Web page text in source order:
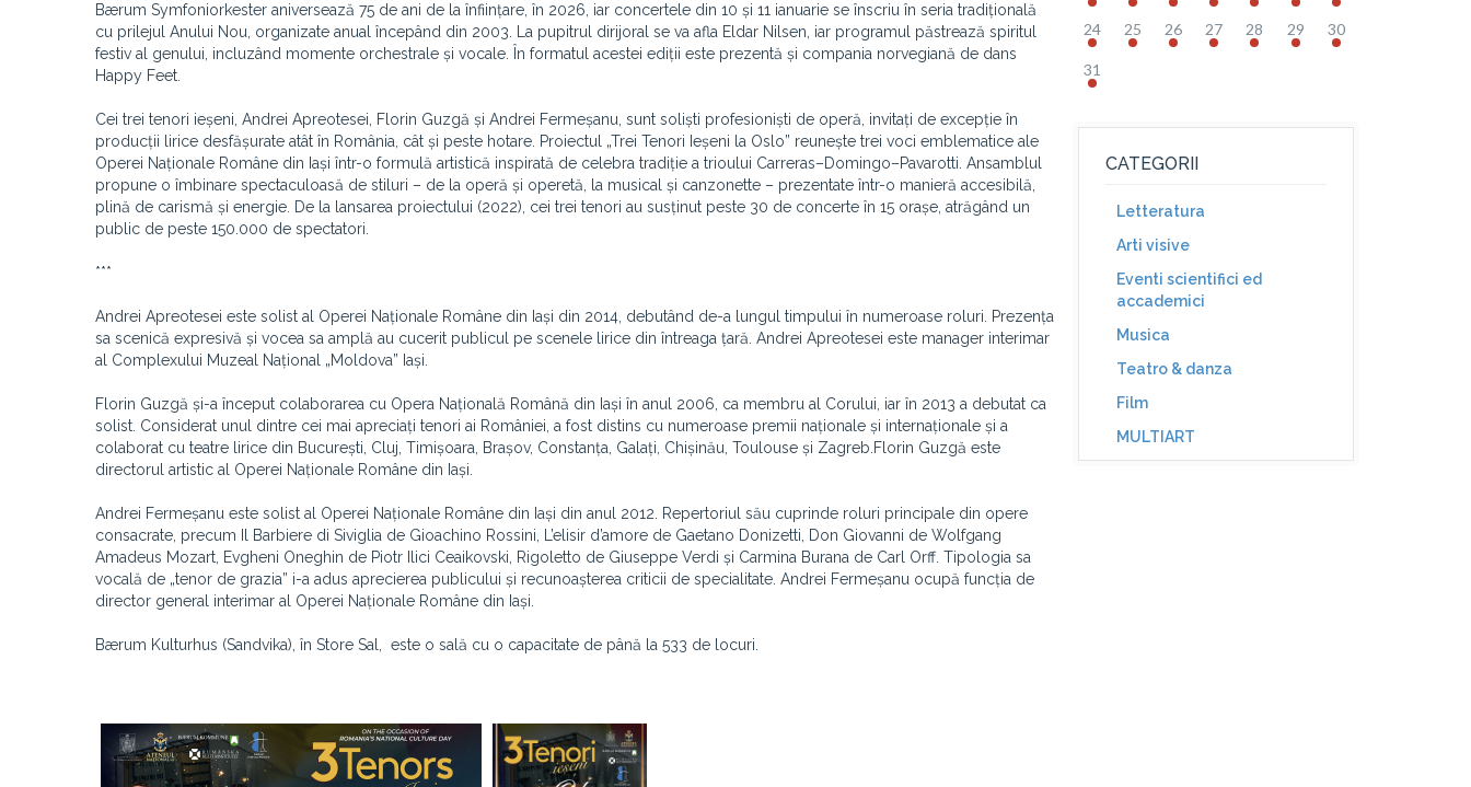
Bærum Symfoniorkester aniversează 75 de ani de la înființare, în 2026, iar concertele din 10 și 11 ianuarie se înscriu în seria tradițională
cu prilejul Anului Nou, organizate anual începând din 2003. La pupitrul dirijoral se va afla Eldar Nilsen, iar programul păstrează spiritul
festiv al genului, incluzând momente orchestrale și vocale. În formatul acestei ediții este prezentă și compania norvegiană de dans
Happy Feet.
Cei trei tenori ieșeni, Andrei Apreotesei, Florin Guzgă și Andrei Fermeșanu, sunt soliști profesioniști de operă, invitați de excepție în
producții lirice desfășurate atât în România, cât și peste hotare. Proiectul „Trei Tenori Ieșeni la Oslo” reunește trei voci emblematice ale
Operei Naționale Române din Iași într-o formulă artistică inspirată de celebra tradiție a trioului Carreras–Domingo–Pavarotti. Ansamblul
propune o îmbinare spectaculoasă de stiluri – de la operă și operetă, la musical și canzonette – prezentate într-o manieră accesibilă,
plină de carismă și energie. De la lansarea proiectului (2022), cei trei tenori au susținut peste 30 de concerte în 15 orașe, atrăgând un
public de peste 150.000 de spectatori.
***
Andrei Apreotesei este solist al Operei Naționale Române din Iași din 2014, debutând de-a lungul timpului în numeroase roluri. Prezența
sa scenică expresivă și vocea sa amplă au cucerit publicul pe scenele lirice din întreaga țară. Andrei Apreotesei este manager interimar
al Complexului Muzeal Național „Moldova” Iași.
Florin Guzgă și-a început colaborarea cu Opera Națională Română din Iași în anul 2006, ca membru al Corului, iar în 2013 a debutat ca
solist. Considerat unul dintre cei mai apreciați tenori ai României, a fost distins cu numeroase premii naționale și internaționale și a
colaborat cu teatre lirice din București, Cluj, Timișoara, Brașov, Constanța, Galați, Chișinău, Toulouse și Zagreb.Florin Guzgă este
directorul artistic al Operei Naționale Române din Iași.
Andrei Fermeșanu este solist al Operei Naționale Române din Iași din anul 2012. Repertoriul său cuprinde roluri principale din opere
consacrate, precum Il Barbiere di Siviglia de Gioachino Rossini, L’elisir d’amore de Gaetano Donizetti, Don Giovanni de Wolfgang
Amadeus Mozart, Evgheni Oneghin de Piotr Ilici Ceaikovski, Rigoletto de Giuseppe Verdi și Carmina Burana de Carl Orff. Tipologia sa
vocală de „tenor de grazia” i-a adus aprecierea publicului și recunoașterea criticii de specialitate. Andrei Fermeșanu ocupă funcția de
director general interimar al Operei Naționale Române din Iași.
Bærum Kulturhus (Sandvika), în Store Sal, este o sală cu o capacitate de până la 533 de locuri.
24 25 26 27 28 29 30
31
CATEGORII
Letteratura
Arti visive
Eventi scientifici ed
accademici
Musica
Teatro & danza
Film
MULTIART